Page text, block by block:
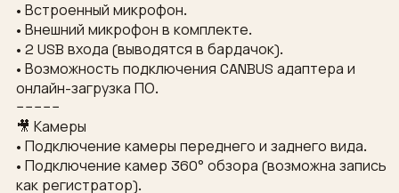
• Встроенный микрофон.
• Внешний микрофон в комплекте.
• 2 USB входа (выводятся в бардачок).
• Возможность подключения CANBUS адаптера и
онлайн-загрузка ПО.
−−−−−
🎥 Камеры
• Подключение камеры переднего и заднего вида.
• Подключение камер 360° обзора (возможна запись
как регистратор).